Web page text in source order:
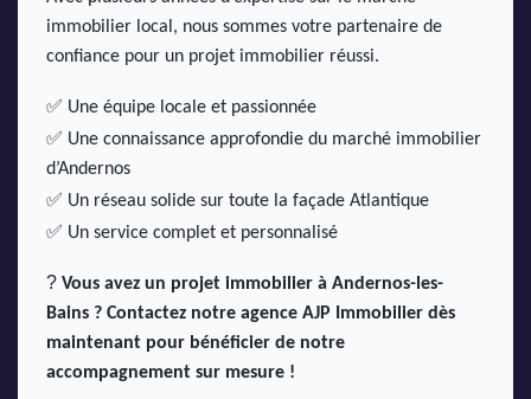
immobilier local, nous sommes votre partenaire de
confiance pour un projet immobilier réussi.
✅ Une équipe locale et passionnée
✅ Une connaissance approfondie du marché immobilier
d’Andernos
✅ Un réseau solide sur toute la façade Atlantique
✅ Un service complet et personnalisé
? Vous avez un projet immobilier à Andernos-les-
Bains ? Contactez notre agence AJP Immobilier dès
maintenant pour bénéficier de notre
accompagnement sur mesure !